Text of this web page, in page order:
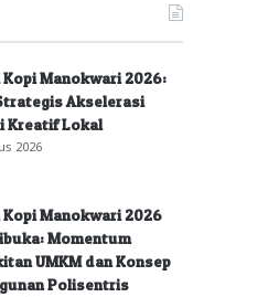
Manokwari 2026:
Akselerasi
Kreatif Lokal
2026
Manokwari 2026
Momentum
UMKM dan Konsep
Polisentris